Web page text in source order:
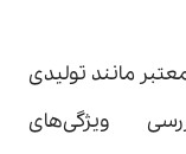
مانند تولیدی
ویژگی‌های